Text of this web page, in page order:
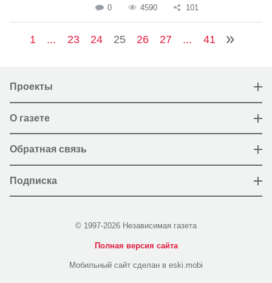
0 4590 101
1 ... 23 24 25 26 27 ... 41
Проекты
О газете
Обратная связь
Подписка
© 1997-2026 Независимая газета
Полная версия сайта
Мобильный сайт сделан в eski.mobi